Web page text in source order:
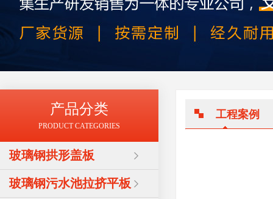
产品分类
PRODUCT CATEGORIES
玻璃钢拱形盖板
玻璃钢污水池拉挤平板
工程案例